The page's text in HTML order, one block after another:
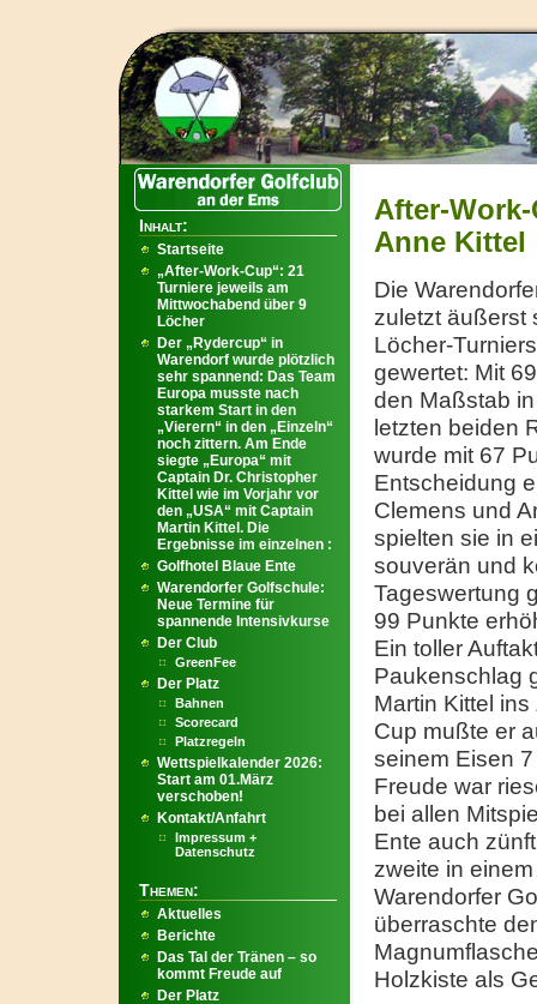
After-
Anne Kittel
Die
zuletzt äußerst
Löcher-
gewertet: Mit
den Maßstab
letzten beiden
wurde mit 67
Entscheidung
Clemens und
spielten sie in
souverän und
Tageswertung
99 Punkte
Ein toller
Paukenschlag
Martin Kittel
Cup mußte er
seinem Eisen
Freude war
bei allen
Ente auch
zweite in
Warendorfer
überraschte
Holzkiste als
Inhalt:
Startseite
„After-Work-Cup“: 21
Turniere jeweils am
Mittwochabend über 9
Löcher
Der „Rydercup“ in
Warendorf wurde plötzlich
sehr spannend: Das Team
Europa musste nach
starkem Start in den
„Vierern“ in den „Einzeln“
noch zittern. Am Ende
siegte „Europa“ mit
Captain Dr. Christopher
Kittel wie im Vorjahr vor
den „USA“ mit Captain
Martin Kittel. Die
Ergebnisse im einzelnen :
Golfhotel Blaue Ente
Warendorfer Golfschule:
Neue Termine für
spannende Intensivkurse
Der Club
GreenFee
Der Platz
Bahnen
Scorecard
Platzregeln
Wettspielkalender 2026:
Start am 01.März
verschoben!
Kontakt/Anfahrt
Impressum +
Datenschutz
Themen:
Aktuelles
Berichte
Das Tal der Tränen – so
kommt Freude auf
Der Platz